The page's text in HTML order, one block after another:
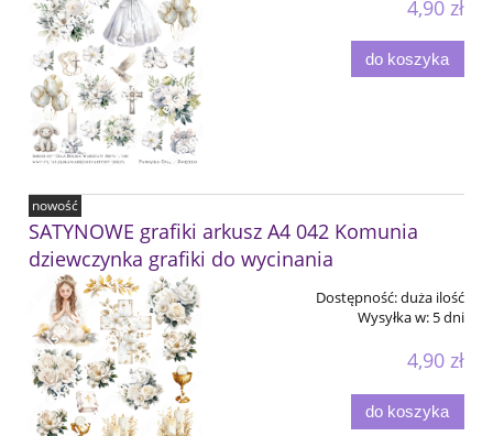
4,90 zł
do koszyka
SATYNOWE grafiki arkusz A4 042 Komunia
dziewczynka grafiki do wycinania
Dostępność:duża ilość
Wysyłka w: 5 dni
4,90 zł
do koszyka
nowość